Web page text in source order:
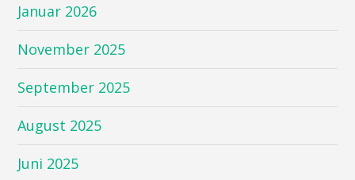
Januar 2026
November 2025
September 2025
August 2025
Juni 2025